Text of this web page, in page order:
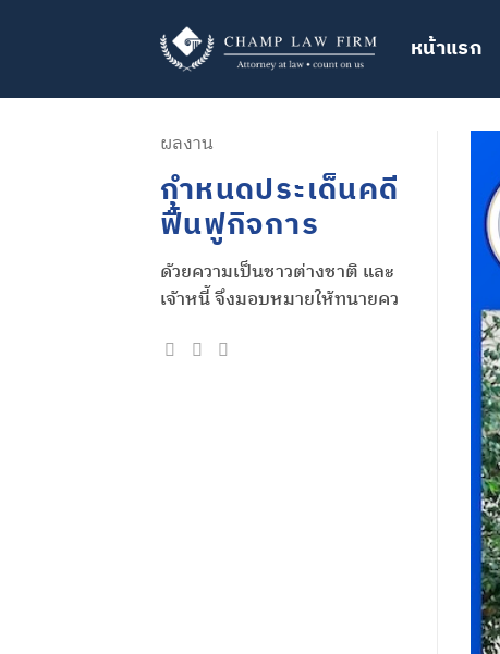
เนื้อหา
หน้าแรก
ผลงาน
กำหนดประเด็นคดี
ฟื้นฟูกิจการ
ด้วยความเป็นชาวต่างชาติ และ
เจ้าหนี้ จึงมอบหมายให้ทนายคว